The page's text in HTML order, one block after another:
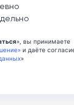
», вы принимаете
и даёте
»